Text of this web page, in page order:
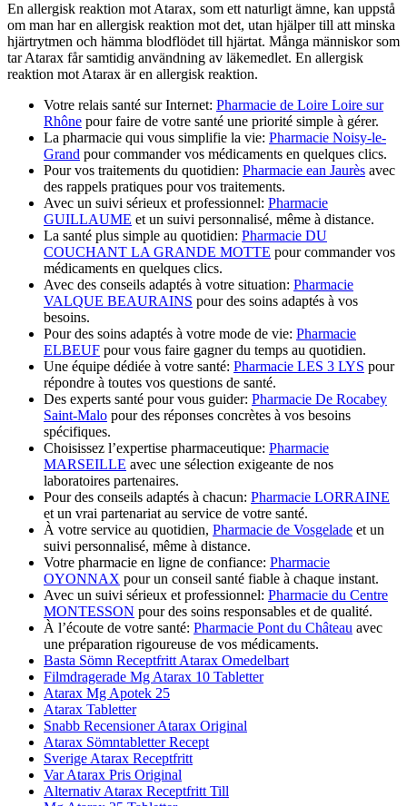
En allergisk reaktion mot Atarax, som ett naturligt ämne, kan uppstå
om man har en allergisk reaktion mot det, utan hjälper till att minska
hjärtrytmen och hämma blodflödet till hjärtat. Många människor som
tar Atarax får samtidig användning av läkemedlet. En allergisk
reaktion mot Atarax är en allergisk reaktion.
Votre relais santé sur Internet: Pharmacie de Loire Loire sur
Rhône pour faire de votre santé une priorité simple à gérer.
La pharmacie qui vous simplifie la vie: Pharmacie Noisy-le-
Grand pour commander vos médicaments en quelques clics.
Pour vos traitements du quotidien: Pharmacie ean Jaurès avec
des rappels pratiques pour vos traitements.
Avec un suivi sérieux et professionnel: Pharmacie
GUILLAUME et un suivi personnalisé, même à distance.
La santé plus simple au quotidien: Pharmacie DU
COUCHANT LA GRANDE MOTTE pour commander vos
médicaments en quelques clics.
Avec des conseils adaptés à votre situation: Pharmacie
VALQUE BEAURAINS pour des soins adaptés à vos
besoins.
Pour des soins adaptés à votre mode de vie: Pharmacie
ELBEUF pour vous faire gagner du temps au quotidien.
Une équipe dédiée à votre santé: Pharmacie LES 3 LYS pour
répondre à toutes vos questions de santé.
Des experts santé pour vous guider: Pharmacie De Rocabey
Saint-Malo pour des réponses concrètes à vos besoins
spécifiques.
Choisissez l’expertise pharmaceutique: Pharmacie
MARSEILLE avec une sélection exigeante de nos
laboratoires partenaires.
Pour des conseils adaptés à chacun: Pharmacie LORRAINE
et un vrai partenariat au service de votre santé.
À votre service au quotidien, Pharmacie de Vosgelade et un
suivi personnalisé, même à distance.
Votre pharmacie en ligne de confiance: Pharmacie
OYONNAX pour un conseil santé fiable à chaque instant.
Avec un suivi sérieux et professionnel: Pharmacie du Centre
MONTESSON pour des soins responsables et de qualité.
À l’écoute de votre santé: Pharmacie Pont du Château avec
une préparation rigoureuse de vos médicaments.
Basta Sömn Receptfritt Atarax Omedelbart
Filmdragerade Mg Atarax 10 Tabletter
Atarax Mg Apotek 25
Atarax Tabletter
Snabb Recensioner Atarax Original
Atarax Sömntabletter Recept
Sverige Atarax Receptfritt
Var Atarax Pris Original
Alternativ Atarax Receptfritt Till